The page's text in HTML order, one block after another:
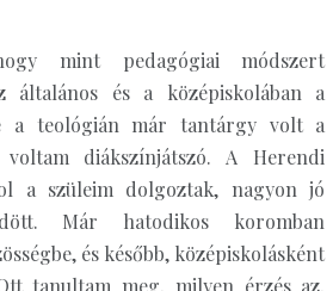
mint pedagógiai módszert
általános és a középiskolában a
a teológián már tantárgy volt a
diákszínjátszó. A Herendi
a szüleim dolgoztak, nagyon jó
Már hatodikos koromban
és később, középiskolásként
tanultam meg, milyen érzés az,